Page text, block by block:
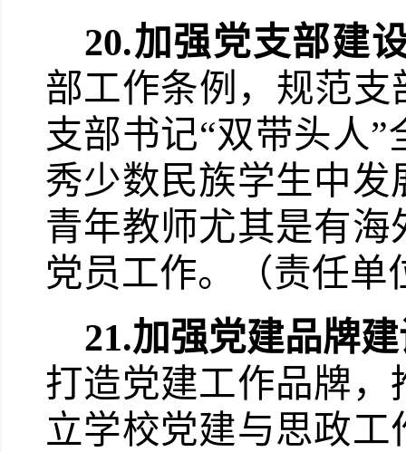
20.加强党支部建
部工作条例，规范
支部书记“双带头人
秀少数民族学生中
青年教师尤其是有
党员工作。（责任单
21.加强党建品牌
打造党建工作品牌
立学校党建与思政